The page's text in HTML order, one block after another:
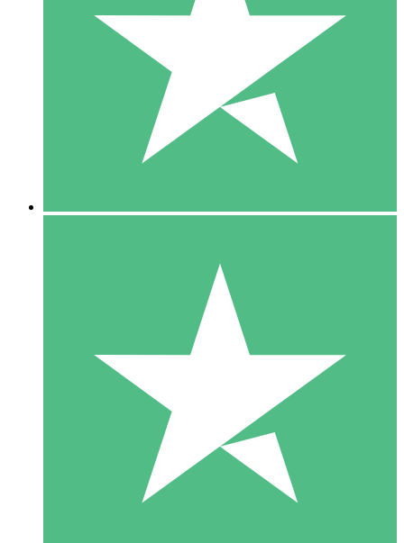
Pague conforme o uso com créditos de download. Sem
1000
10 Downloads
20 00